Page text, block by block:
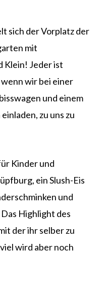
sich der Vorplatz der
mit
Klein! Jeder ist
wenn wir bei einer
und einem
zu uns zu
Kinder und
ein Slush-Eis
und
Highlight des
der ihr selber zu
wird aber noch